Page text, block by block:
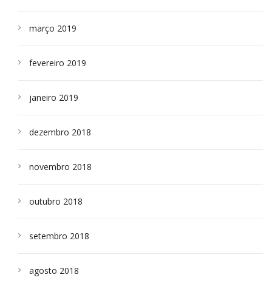
março 2019
fevereiro 2019
janeiro 2019
dezembro 2018
novembro 2018
outubro 2018
setembro 2018
agosto 2018